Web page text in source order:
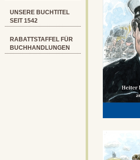
UNSERE BUCHTITEL
SEIT 1542
RABATTSTAFFEL FÜR
BUCHHANDLUNGEN